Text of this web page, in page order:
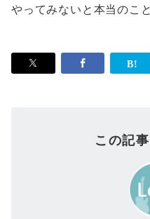
やってみないと本当のこ
この記